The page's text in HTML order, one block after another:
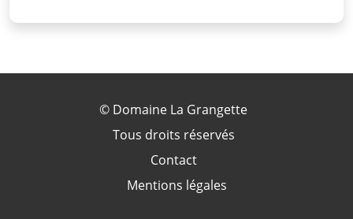
© Domaine La Grangette
Tous droits réservés
Contact
Mentions légales